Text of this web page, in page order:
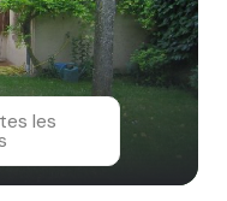
les